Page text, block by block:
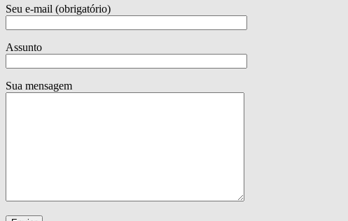
Seu e-mail (obrigatório)
Assunto
Sua mensagem